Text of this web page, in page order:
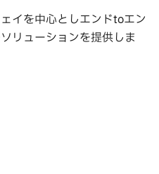
イを中心としエンドtoエン
リューションを提供しま